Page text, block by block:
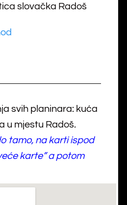
slovačka Radoš
svih planinara: kuća
u mjestu Radoš.
tamo, na karti ispod
karte” a potom